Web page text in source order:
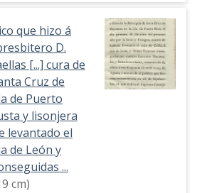
que hizo á
D.
[...] cura de
Cruz de
de Puerto
y lisonjera
levantado el
de León y
...
cm)